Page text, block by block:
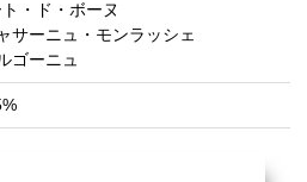
ト・ド・ボーヌ
サーニュ・モンラッシェ
ゴーニュ